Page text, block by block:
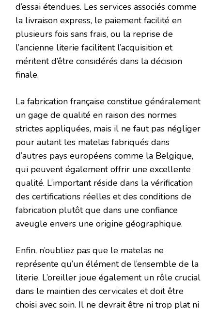
d’essai étendues. Les services associés comme
la livraison express, le paiement facilité en
plusieurs fois sans frais, ou la reprise de
l’ancienne literie facilitent l’acquisition et
méritent d’être considérés dans la décision
finale.
La fabrication française constitue généralement
un gage de qualité en raison des normes
strictes appliquées, mais il ne faut pas négliger
pour autant les matelas fabriqués dans
d’autres pays européens comme la Belgique,
qui peuvent également offrir une excellente
qualité. L’important réside dans la vérification
des certifications réelles et des conditions de
fabrication plutôt que dans une confiance
aveugle envers une origine géographique.
Enfin, n’oubliez pas que le matelas ne
représente qu’un élément de l’ensemble de la
literie. L’oreiller joue également un rôle crucial
dans le maintien des cervicales et doit être
choisi avec soin. Il ne devrait être ni trop plat ni